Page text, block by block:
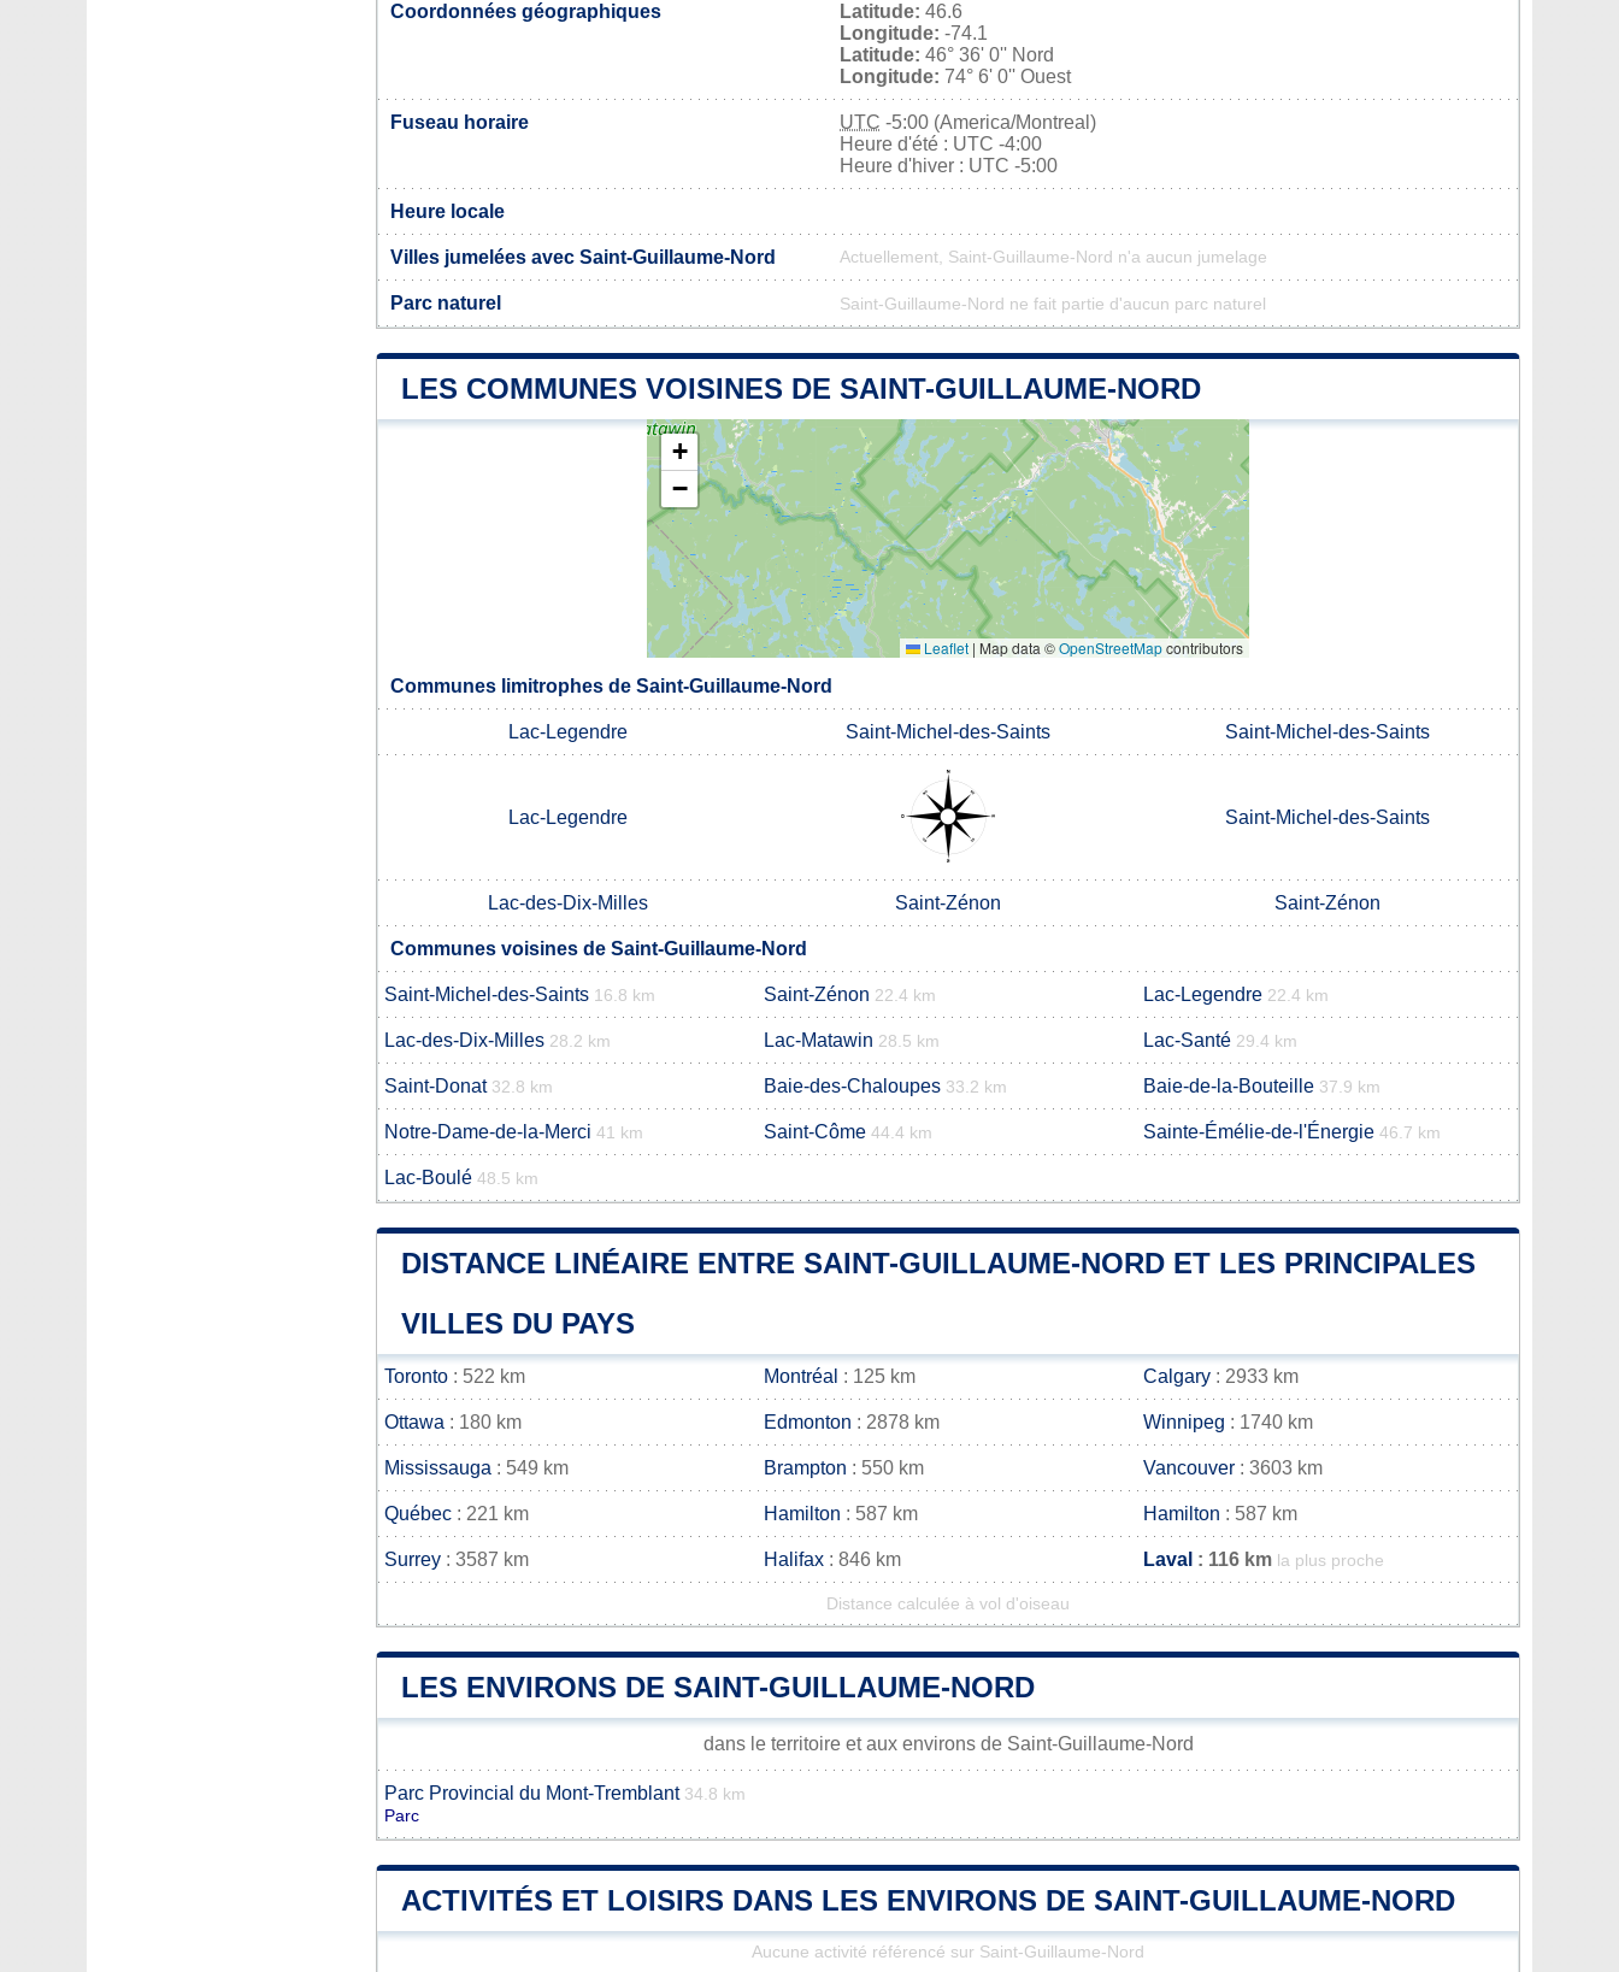
Coordonnées géographiques Latitude: 46.6
Longitude: -74.1
Latitude: 46° 36' 0'' Nord
Longitude: 74° 6' 0'' Ouest
Fuseau horaire UTC -5:00 (America/Montreal)
Heure d'été : UTC -4:00
Heure d'hiver : UTC -5:00
Heure locale
Villes jumelées avec Saint-Guillaume-Nord Actuellement, Saint-Guillaume-Nord n'a aucun jumelage
Parc naturel Saint-Guillaume-Nord ne fait partie d'aucun parc naturel
LES COMMUNES VOISINES DE SAINT-GUILLAUME-NORD
+
−
Leaflet | Map data ©OpenStreetMapcontributors
Communes limitrophes de Saint-Guillaume-Nord
Lac-Legendre Saint-Michel-des-Saints Saint-Michel-des-Saints
Lac-Legendre Saint-Michel-des-Saints
Lac-des-Dix-Milles Saint-Zénon Saint-Zénon
Communes voisines de Saint-Guillaume-Nord
Saint-Michel-des-Saints 16.8 km Saint-Zénon 22.4 km Lac-Legendre 22.4 km
Lac-des-Dix-Milles 28.2 km Lac-Matawin 28.5 km Lac-Santé 29.4 km
Saint-Donat 32.8 km Baie-des-Chaloupes 33.2 km Baie-de-la-Bouteille 37.9 km
Notre-Dame-de-la-Merci 41 km Saint-Côme 44.4 km Sainte-Émélie-de-l'Énergie 46.7 km
Lac-Boulé 48.5 km
DISTANCE LINÉAIRE ENTRE SAINT-GUILLAUME-NORD ET LES PRINCIPALES
VILLES DU PAYS
Toronto : 522 km Montréal : 125 km Calgary : 2933 km
Ottawa : 180 km Edmonton : 2878 km Winnipeg : 1740 km
Mississauga : 549 km Brampton : 550 km Vancouver : 3603 km
Québec : 221 km Hamilton : 587 km Hamilton : 587 km
Surrey : 3587 km Halifax : 846 km Laval : 116 km la plus proche
Distance calculée à vol d'oiseau
LES ENVIRONS DE SAINT-GUILLAUME-NORD
dans le territoire et aux environs de Saint-Guillaume-Nord
Parc Provincial du Mont-Tremblant 34.8 km
Parc
ACTIVITÉS ET LOISIRS DANS LES ENVIRONS DE SAINT-GUILLAUME-NORD
Aucune activité référencé sur Saint-Guillaume-Nord